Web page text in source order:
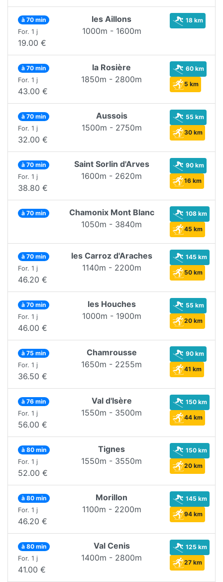
à 70 min
For. 1 j
19.00 €
les Aillons
1000m - 1600m
18 km
à 70 min
For. 1 j
43.00 €
la Rosière
1850m - 2800m
60 km
5 km
à 70 min
For. 1 j
32.00 €
Aussois
1500m - 2750m
55 km
30 km
à 70 min
For. 1 j
38.80 €
Saint Sorlin d'Arves
1600m - 2620m
90 km
16 km
à 70 min
Chamonix Mont Blanc
1050m - 3840m
108 km
45 km
à 70 min
For. 1 j
46.20 €
les Carroz d'Araches
1140m - 2200m
145 km
50 km
à 70 min
For. 1 j
46.00 €
les Houches
1000m - 1900m
55 km
20 km
à 75 min
For. 1 j
36.50 €
Chamrousse
1650m - 2255m
90 km
41 km
à 76 min
For. 1 j
56.00 €
Val d'Isère
1550m - 3500m
150 km
44 km
à 80 min
For. 1 j
52.00 €
Tignes
1550m - 3550m
150 km
20 km
à 80 min
For. 1 j
46.20 €
Morillon
1100m - 2200m
145 km
94 km
à 80 min
For. 1 j
41.00 €
Val Cenis
1400m - 2800m
125 km
27 km